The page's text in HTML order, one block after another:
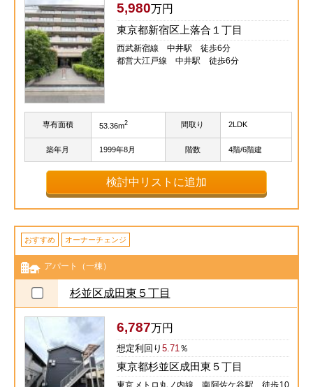
5,980万円
東京都新宿区上落合１丁目
西武新宿線 中井駅 徒歩6分
都営大江戸線 中井駅 徒歩6分
専有面積 53.36m2 間取り 2LDK
築年月 1999年8月 階数 4階/6階建
検討中リストに追加
おすすめ オーナーチェンジ
アパート（一棟）
杉並区成田東５丁目
6,787万円
想定利回り5.71％
東京都杉並区成田東５丁目
東京メトロ丸ノ内線 南阿佐ケ谷駅 徒歩10